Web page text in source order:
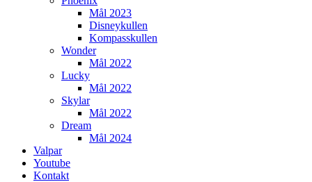
Mål 2023
Disneykullen
Kompasskullen
Wonder
Mål 2022
Lucky
Mål 2022
Skylar
Mål 2022
Dream
Mål 2024
Valpar
Youtube
Kontakt